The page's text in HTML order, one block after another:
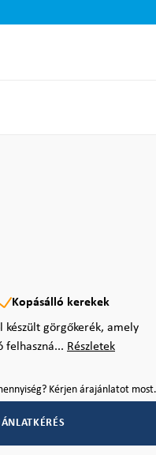
Kopásálló kerekek
készült görgőkerék, amely
felhaszná... Részletek
Kérjen árajánlatot most.